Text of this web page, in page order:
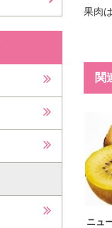
果肉
関
ニュ